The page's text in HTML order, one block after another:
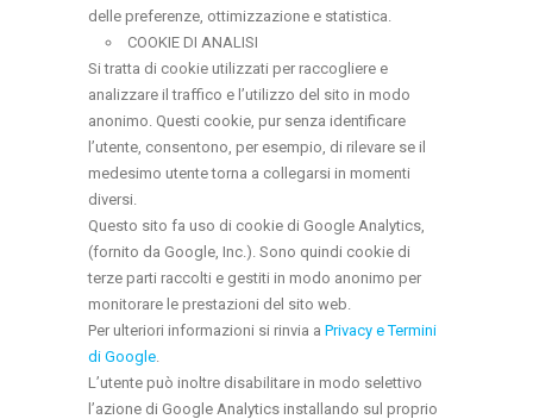
delle preferenze, ottimizzazione e statistica.
COOKIE DI ANALISI
Si tratta di cookie utilizzati per raccogliere e
analizzare il traffico e l’utilizzo del sito in modo
anonimo. Questi cookie, pur senza identificare
l’utente, consentono, per esempio, di rilevare se il
medesimo utente torna a collegarsi in momenti
diversi.
Questo sito fa uso di cookie di Google Analytics,
(fornito da Google, Inc.). Sono quindi cookie di
terze parti raccolti e gestiti in modo anonimo per
monitorare le prestazioni del sito web.
Per ulteriori informazioni si rinvia a Privacy e Termini
di Google.
L’utente può inoltre disabilitare in modo selettivo
l’azione di Google Analytics installando sul proprio